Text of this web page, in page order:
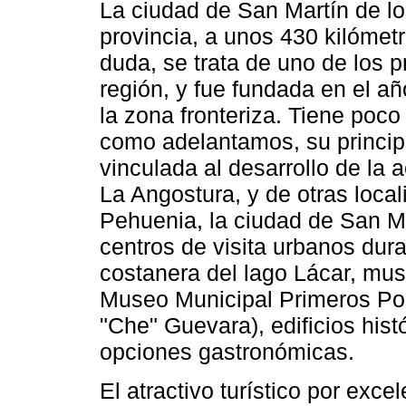
La ciudad de San Martín de
provincia, a unos 430
duda, se trata de uno de los
región, y fue fundada en el
la zona fronteriza. Tiene
como adelantamos, su
vinculada al desarrollo de la
La Angostura, y de otras
Pehuenia, la ciudad de San
centros de visita urbanos
costanera del lago Lácar,
Museo Municipal Primeros
"Che" Guevara), edificios
opciones gastronómicas.
El atractivo turístico por